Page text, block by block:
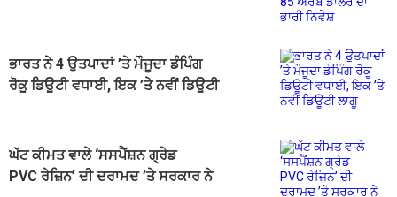
ਭਾਰਤ ਨੇ 4 ਉਤਪਾਦਾਂ ’ਤੇ ਮੌਜੂਦਾ ਡੰਪਿੰਗ
ਰੋਕੂ ਡਿਊਟੀ ਵਧਾਈ, ਇਕ ’ਤੇ ਨਵੀਂ ਡਿਊਟੀ
ਘੱਟ ਕੀਮਤ ਵਾਲੇ ‘ਸਸਪੈਂਸ਼ਨ ਗ੍ਰੇਡ
PVC ਰੇਜ਼ਿਨ’ ਦੀ ਦਰਾਮਦ ’ਤੇ ਸਰਕਾਰ ਨੇ